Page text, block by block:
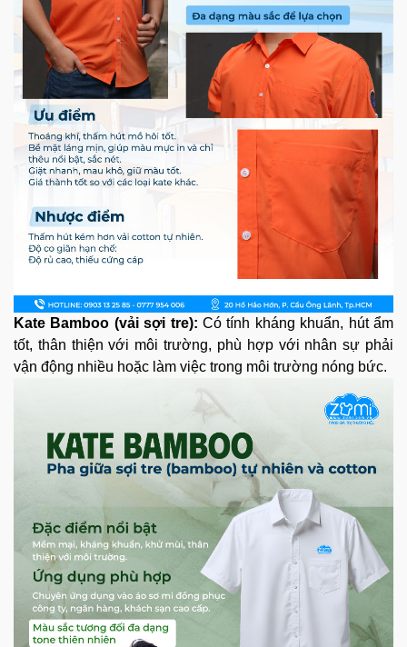
Kate Bamboo (vải sợi tre): Có tính kháng khuẩn, hút ẩm
tốt, thân thiện với môi trường, phù hợp với nhân sự phải
vận động nhiều hoặc làm việc trong môi trường nóng bức.